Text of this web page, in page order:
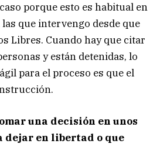
porque esto es habitual en
que intervengo desde que
Libres. Cuando hay que citar
y están detenidas, lo
para el proceso es que el
una decisión en unos
dejar en libertad o que